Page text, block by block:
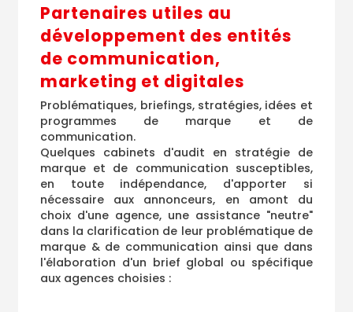
Partenaires utiles au
développement des entités
de communication,
marketing et digitales
Problématiques, briefings, stratégies, idées et
programmes de marque et de
communication.
Quelques cabinets d'audit en stratégie de
marque et de communication susceptibles,
en toute indépendance, d'apporter si
nécessaire aux annonceurs, en amont du
choix d'une agence, une assistance "neutre"
dans la clarification de leur problématique de
marque & de communication ainsi que dans
l'élaboration d'un brief global ou spécifique
aux agences choisies :